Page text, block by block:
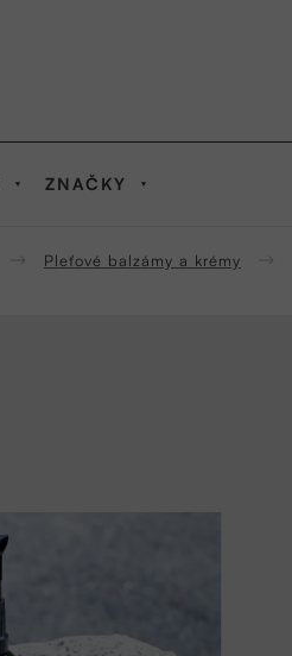
ZNAČKY
Pleťové balzámy a krémy